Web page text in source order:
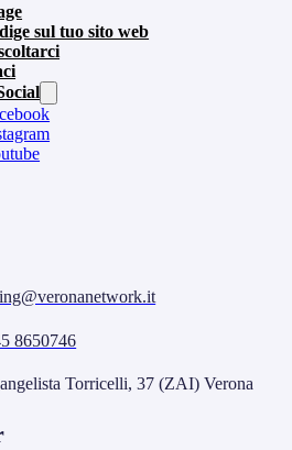
sul tuo sito web
8650746
Torricelli, 37 (ZAI) Verona